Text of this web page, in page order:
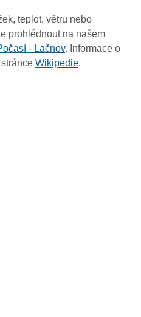
teplot, větru nebo
prohlédnout na našem
- Lačnov. Informace o
Wikipedie.